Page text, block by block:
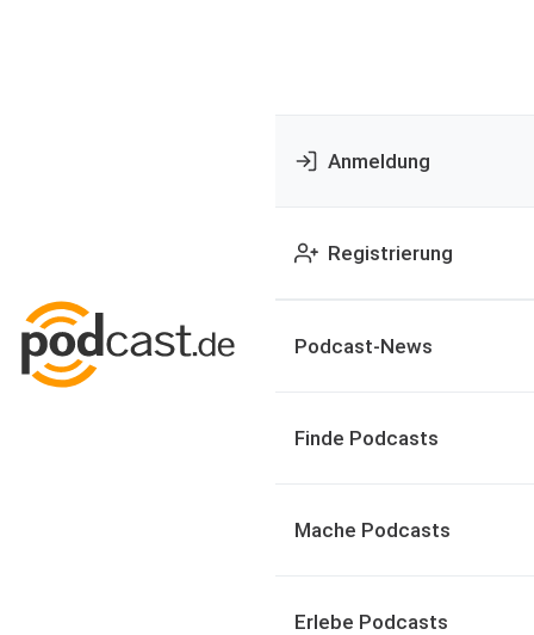
Anmeldung
Registrierung
Podcast-News
Finde Podcasts
Mache Podcasts
Erlebe Podcasts